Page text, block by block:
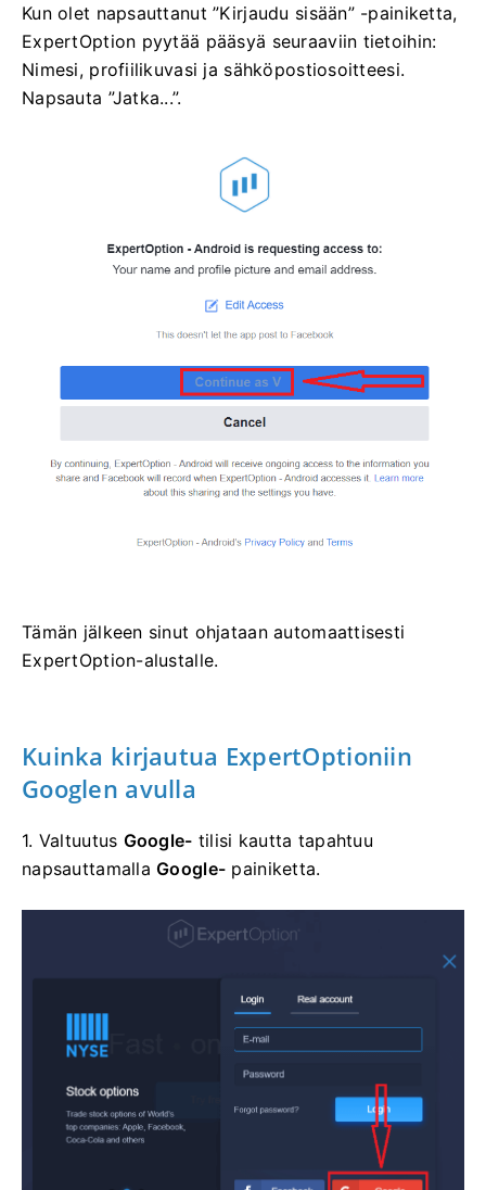
Kun olet napsauttanut ”Kirjaudu sisään” -painiketta,
ExpertOption pyytää pääsyä seuraaviin tietoihin:
Nimesi, profiilikuvasi ja sähköpostiosoitteesi.
Napsauta ”Jatka...”.
Tämän jälkeen sinut ohjataan automaattisesti
ExpertOption-alustalle.
Kuinka kirjautua ExpertOptioniin
Googlen avulla
1. Valtuutus Google- tilisi kautta tapahtuu
napsauttamallaGoogle- painiketta.